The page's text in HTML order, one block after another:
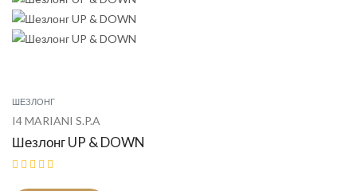
ШЕЗЛОНГ
I4 MARIANI S.P.A
Шезлонг UP & DOWN